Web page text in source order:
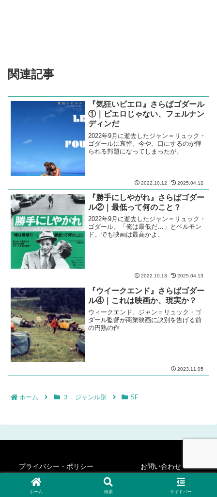
関連記事
『気狂いピエロ』さらばゴダール
①｜ピエロじゃない、フェルナン
ディンだ
2022年9月に逝去したジャン＝リュック・
ゴダールに哀悼。今や、口にするのが憚
られる邦題になってしまったが。
2022.10.12 2025.04.12
『勝手にしやがれ』さらばゴダー
ル②｜最低って何のこと？
2022年9月に逝去したジャン＝リュック・
ゴダール。「俺は最低だ…」とベルモン
ド。でも映画は最高かよ。
2022.10.13 2025.04.13
『ウイークエンド』さらばゴダー
ル④｜これは映画か、現実か？
ウィークエンド。ジャン＝リュック・ゴ
ダール監督が商業映画に訣別を告げる前
の円熟の作
2023.11.05
ホーム ３．ジャンル別 SF
プライバシー・ポリシー お問い合わせ
© 2020-2026 シネフィリー・ステディ・ゴー！.
ホーム 検索 サイドバー